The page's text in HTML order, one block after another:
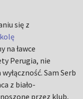
się z
na ławce
Perugia, nie
Sam Serb
z biało-
przez klub,